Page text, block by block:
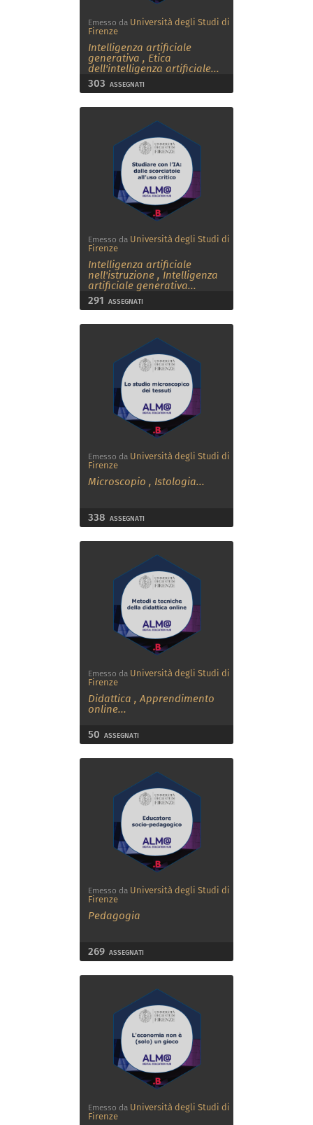
Emesso da Università degli Studi di
Firenze
Intelligenza artificiale
generativa , Etica
dell'intelligenza artificiale...
303 ASSEGNATI
Emesso da Università degli Studi di
Firenze
Intelligenza artificiale
nell'istruzione , Intelligenza
artificiale generativa...
291 ASSEGNATI
Emesso da Università degli Studi di
Firenze
Microscopio , Istologia...
338 ASSEGNATI
Emesso da Università degli Studi di
Firenze
Didattica , Apprendimento
online...
50 ASSEGNATI
Emesso da Università degli Studi di
Firenze
Pedagogia
269 ASSEGNATI
Emesso da Università degli Studi di
Firenze